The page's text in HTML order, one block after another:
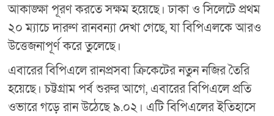
আকাঙ্ক্ষা পূরণ করতে সক্ষম হয়েছে। ঢাকা ও সিলেটে প্রথম
২০ ম্যাচে দারুণ রানবন্যা দেখা গেছে, যা বিপিএলকে আরও
উত্তেজনাপূর্ণ করে তুলেছে।
এবারের বিপিএলে রানপ্রসবা ক্রিকেটের নতুন নজির তৈরি
হয়েছে। চট্টগ্রাম পর্ব শুরুর আগে, এবারের বিপিএলে প্রতি
ওভারে গড়ে রান উঠেছে ৯.০২। এটি বিপিএলের ইতিহাসে